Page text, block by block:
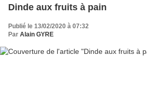
Dinde aux fruits à pain
Publié le 13/02/2020 à 07:32
Par Alain GYRE